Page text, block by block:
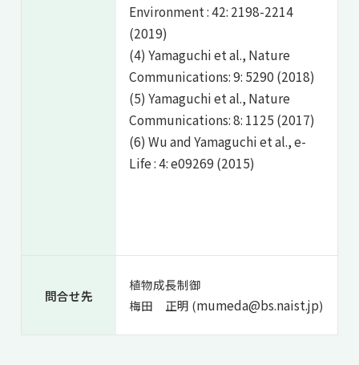
Environment : 42: 2198-2214
(2019)
(4) Yamaguchi et al., Nature
Communications: 9: 5290 (2018)
(5) Yamaguchi et al., Nature
Communications: 8: 1125 (2017)
(6) Wu and Yamaguchi et al., e-
Life : 4: e09269 (2015)
問合せ先
植物成長制御
梅田 正明 (mumeda@bs.naist.jp)